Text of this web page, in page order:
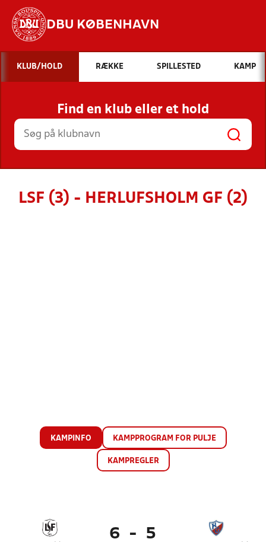
DBU KØBENHAVN
Hvad vil du søge efter?
INDHOLD OG NYHEDER
STILLINGER, RESULTATER, KLUBBER OG
HOLD
KLUB/HOLD RÆKKE SPILLESTED KAMP
Find en klub eller et hold
LSF (3) - HERLUFSHOLM GF (2)
KAMPINFO KAMPPROGRAM FOR PULJE
KAMPREGLER
6 - 5